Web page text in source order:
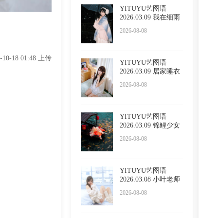
YITUYU艺图语
2026.03.09 我在细雨
2026-08-08
YITUYU艺图语
2026.03.09 居家睡衣
2026-08-08
YITUYU艺图语
2026.03.09 锦鲤少女
2026-08-08
YITUYU艺图语
2026.03.08 小叶老师
2026-08-08
10-18 01:48 上传